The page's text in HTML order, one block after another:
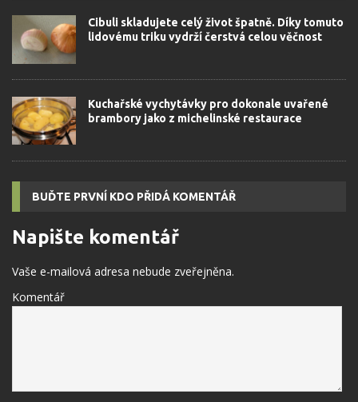
Cibuli skladujete celý život špatně. Díky tomuto
lidovému triku vydrží čerstvá celou věčnost
Kuchařské vychytávky pro dokonale uvařené
brambory jako z michelinské restaurace
BUĎTE PRVNÍ KDO PŘIDÁ KOMENTÁŘ
Napište komentář
Vaše e-mailová adresa nebude zveřejněna.
Komentář